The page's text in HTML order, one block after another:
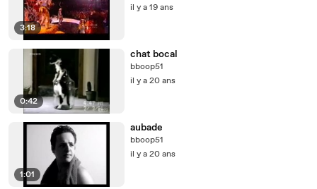
3:18
il y a 19 ans
0:42
chat bocal
bboop51
il y a 20 ans
1:01
aubade
bboop51
il y a 20 ans